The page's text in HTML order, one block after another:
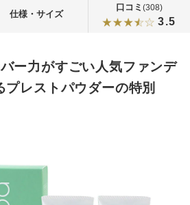
仕様・サイズ
口コミ (308)
3.5
ー力がすごい人気ファンデ
プレストパウダーの特別